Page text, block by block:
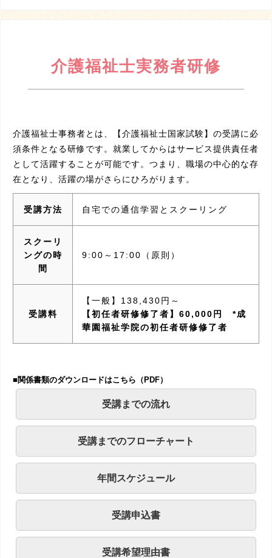
介護福祉士実務者研修
介護福祉士事務者とは、【介護福祉士国家試験】の受講に必
須条件となる研修です。就業してからはサービス提供責任者
として活躍することが可能です。つまり、職場の中心的な存
在となり、活躍の場がさらにひろがります。
受講方法 自宅での通信学習とスクーリング
スクーリ
ングの時
間
9:00～17:00（原則）
受講料
【一般】138,430円～
【初任者研修修了者】60,000円 *成
華園福祉学院の初任者研修修了者
■関係書類のダウンロードはこちら（PDF）
受講までの流れ
受講までのフローチャート
年間スケジュール
受講申込書
受講希望理由書